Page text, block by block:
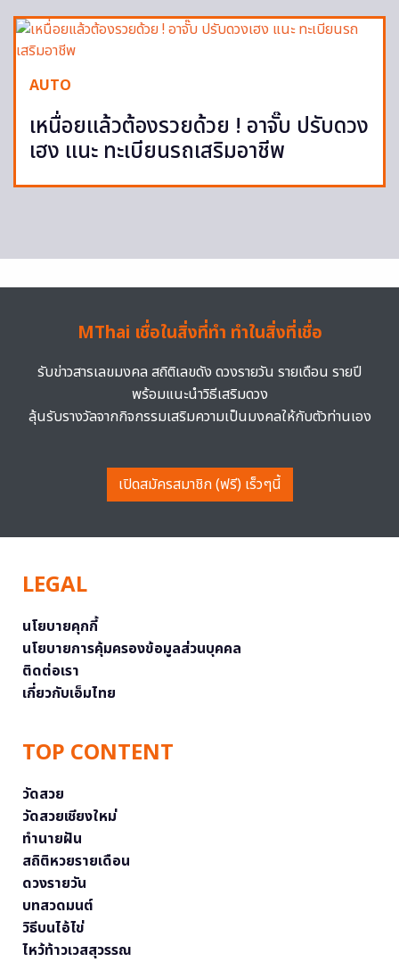
AUTO
เหนื่อยแล้วต้องรวยด้วย ! อาจั๊บ ปรับดวง
เฮง แนะ ทะเบียนรถเสริมอาชีพ
MThai เชื่อในสิ่งที่ทำ ทำในสิ่งที่เชื่อ
รับข่าวสารเลขมงคล สถิติเลขดัง ดวงรายวัน รายเดือน รายปี
พร้อมแนะนำวิธีเสริมดวง
ลุ้นรับรางวัลจากกิจกรรมเสริมความเป็นมงคลให้กับตัวท่านเอง
เปิดสมัครสมาชิก (ฟรี) เร็วๆนี้
LEGAL
นโยบายคุกกี้
นโยบายการคุ้มครองข้อมูลส่วนบุคคล
ติดต่อเรา
เกี่ยวกับเอ็มไทย
TOP CONTENT
วัดสวย
วัดสวยเชียงใหม่
ทำนายฝัน
สถิติหวยรายเดือน
ดวงรายวัน
บทสวดมนต์
วิธีบนไอ้ไข่
ไหว้ท้าวเวสสุวรรณ